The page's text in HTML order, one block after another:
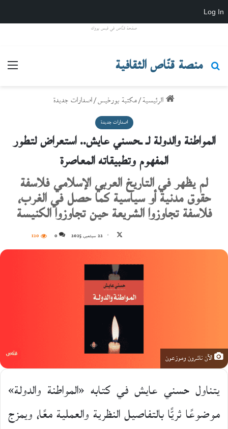
Log In
صفحة قنّاص في فيس بووك
منصة قنّاص الثقافية
بحث عن
الرئيسية/مكتبة بورخيس/اصدارات جديدة
اصدارات جديدة
المواطنة والدولة لـ ـحسني عايش.. استعراض لتطور
المفهوم وتطبيقاته المعاصرة
لم يظهر في التاريخ العربي الإسلامي فلاسفة
حقوق مدنية أو سياسية كما حصل في الغرب،
فلاسفة تجاوزوا الشريعة حين تجاوزوا الكنيسة
على
22 سبتمبر، 2025 0
120
الآن ناشرون وموزعون
يتناول حسني عايش في كتابه «المواطنة والدولة»
موضوعًا ثريًّا بالتفاصيل النظرية والعملية معًا، ويمزج